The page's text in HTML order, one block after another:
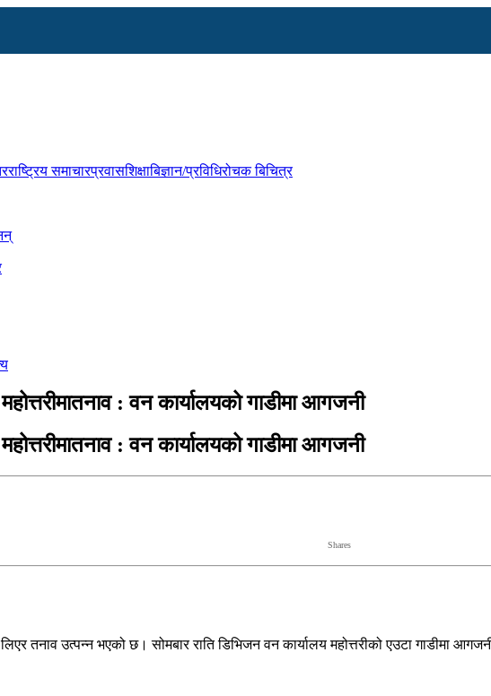
समाचारप्रवासशिक्षाबिज्ञान/प्रविधिरोचक बिचित्र
: वन कार्यालयको गाडीमा आगजनी
: वन कार्यालयको गाडीमा आगजनी
Shares
तनाव उत्पन्न भएको छ। सोमबार राति डिभिजन वन कार्यालय महोत्तरीको एउटा गाडीमा